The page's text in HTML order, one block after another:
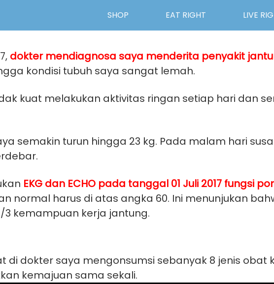
SHOP EAT RIGHT LIVE
dokter mendiagnosa saya menderita penyakit
kondisi tubuh saya sangat lemah.
kuat melakukan aktivitas ringan setiap hari dan
semakin turun hingga 23 kg. Pada malam hari
EKG dan ECHO pada tanggal 01 Juli 2017 fungsi
normal harus di atas angka 60. Ini menunjukan
3 kemampuan kerja jantung.
di dokter saya mengonsumsi sebanyak 8 jenis obat
kemajuan sama sekali.